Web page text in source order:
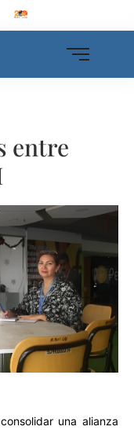
entre
una alianza